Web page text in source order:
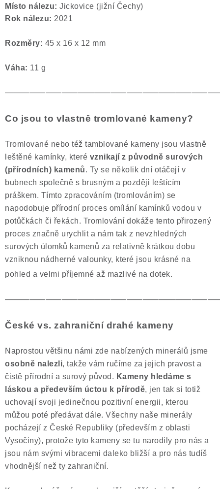
Místo nálezu: Jickovice (jižní Čechy)
Rok nálezu: 2021
Rozměry: 45 x 16 x 12 mm
Váha: 11 g
Co jsou to vlastně tromlované kameny?
Tromlované nebo též tamblované kameny jsou vlastně
leštěné kamínky, které vznikají z původně surových
(přírodních) kamenů. Ty se několik dní otáčejí v
bubnech společně s brusným a později leštícím
práškem. Tímto zpracováním (tromlováním) se
napodobuje přírodní proces omílání kamínků vodou v
potůčkách či řekách. Tromlování dokáže tento přirozený
proces značně urychlit a nám tak z nevzhledných
surových úlomků kamenů za relativně krátkou dobu
vzniknou nádherné valounky, které jsou krásné na
pohled a velmi příjemné až mazlivé na dotek.
České vs. zahraniční drahé kameny
Naprostou většinu námi zde nabízených minerálů jsme
osobně nalezli, takže vám ručíme za jejich pravost a
čistě přírodní a surový původ. Kameny hledáme s
láskou a především úctou k přírodě, jen tak si totiž
uchovají svoji jedinečnou pozitivní energii, kterou
můžou poté předávat dále. Všechny naše minerály
pocházejí z České Republiky (především z oblasti
Vysočiny), protože tyto kameny se tu narodily pro nás a
jsou nám svými vibracemi daleko bližší a pro nás tudíš
vhodnější než ty zahraniční.